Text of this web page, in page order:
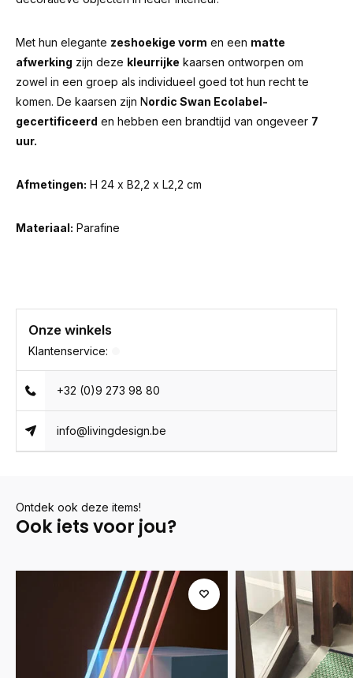
Met hun elegante zeshoekige vorm en een matte
afwerking zijn deze kleurrijke kaarsen ontworpen om
zowel in een groep als individueel goed tot hun recht te
komen. De kaarsen zijn Nordic Swan Ecolabel-
gecertificeerd en hebben een brandtijd van ongeveer 7
uur.
Afmetingen: H 24 x B2,2 x L2,2 cm
Materiaal: Parafine
Onze winkels
Klantenservice:
+32 (0)9 273 98 80
info@livingdesign.be
Ontdek ook deze items!
Ook iets voor jou?